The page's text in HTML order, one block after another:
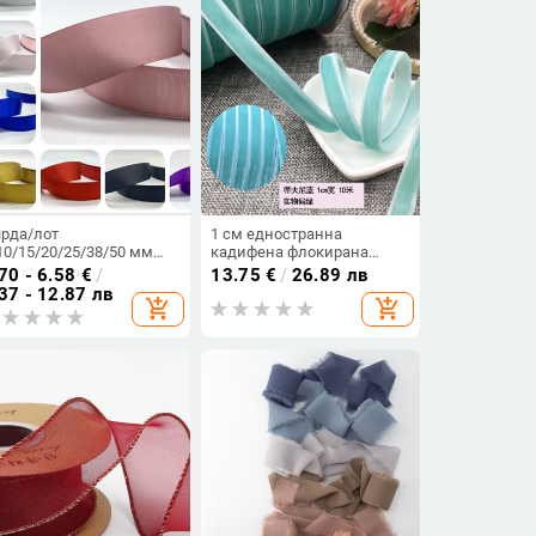
лот
15/20/25/38/50 мм
сатенена
полиестерна
за ръчно изработена
сватбена коледна
- 6.58 € /
- 12.87 лв
add_shopping_cart
1 см едностранна
кадифена флокирана
панделка за „Направи си
сам“ обеци и декоративни
аксесоари от сатенени
13.75 € / 26.89 лв
add_shopping_cart